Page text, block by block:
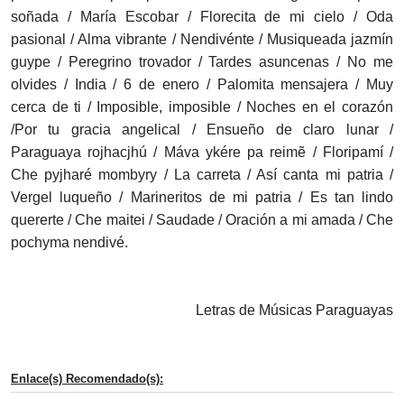
soñada / María Escobar / Florecita de mi cielo / Oda
pasional / Alma vibrante / Nendivénte / Musiqueada jazmín
guype / Peregrino trovador / Tardes asuncenas / No me
olvides / India / 6 de enero / Palomita mensajera / Muy
cerca de ti / Imposible, imposible / Noches en el corazón
/Por tu gracia angelical / Ensueño de claro lunar /
Paraguaya rojhacjhú / Máva ykére pa reimẽ / Floripamí /
Che pyjharé mombyry / La carreta / Así canta mi patria /
Vergel luqueño / Marineritos de mi patria / Es tan lindo
quererte / Che maitei / Saudade / Oración a mi amada / Che
pochyma nendivé.
Letras de Músicas Paraguayas
Enlace(s) Recomendado(s):